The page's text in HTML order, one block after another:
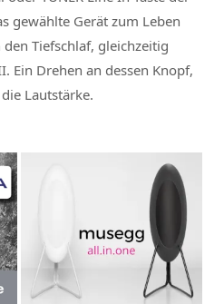
gewählte Gerät zum Leben
Tiefschlaf, gleichzeitig
Ein Drehen an dessen Knopf,
Lautstärke.